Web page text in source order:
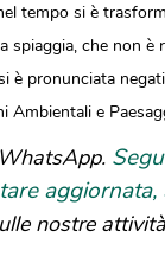
tempo si è
spiaggia, che non è
è pronunciata
Ambientali e
nostre